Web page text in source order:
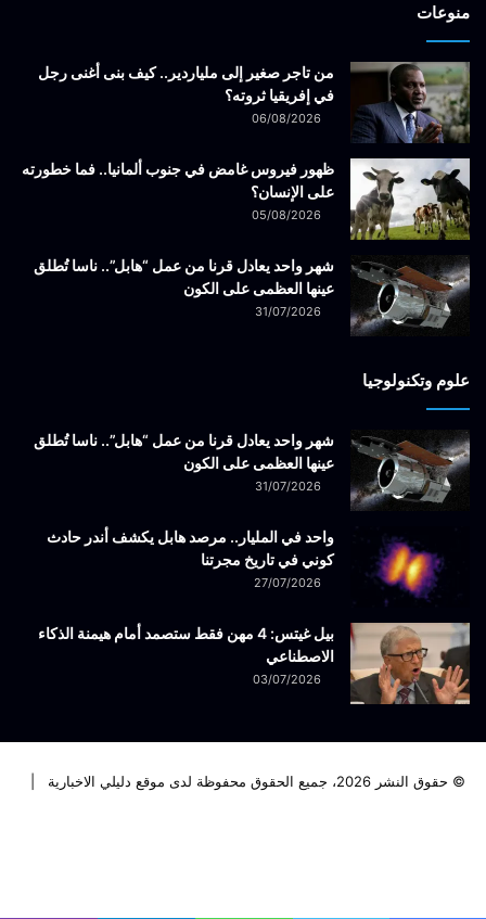
منوعات
من تاجر صغير إلى ملياردير.. كيف بنى أغنى رجل
في إفريقيا ثروته؟
06/08/2026
ظهور فيروس غامض في جنوب ألمانيا.. فما خطورته
على الإنسان؟
05/08/2026
شهر واحد يعادل قرنا من عمل “هابل”.. ناسا تُطلق
عينها العظمى على الكون
31/07/2026
علوم وتكنولوجيا
شهر واحد يعادل قرنا من عمل “هابل”.. ناسا تُطلق
عينها العظمى على الكون
31/07/2026
واحد في المليار.. مرصد هابل يكشف أندر حادث
كوني في تاريخ مجرتنا
27/07/2026
بيل غيتس: 4 مهن فقط ستصمد أمام هيمنة الذكاء
الاصطناعي
03/07/2026
© حقوق النشر 2026، جميع الحقوق محفوظة لدى موقع دليلي الاخبارية |